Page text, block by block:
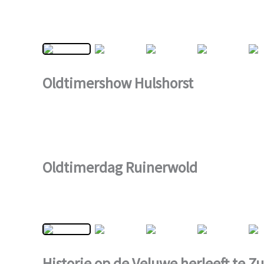
Oldtimershow Hulshorst
Oldtimerdag Ruinerwold